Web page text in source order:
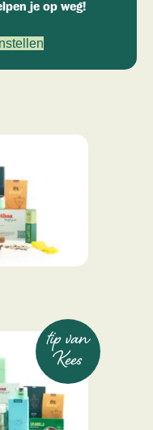
je op weg!
tip van
Kees